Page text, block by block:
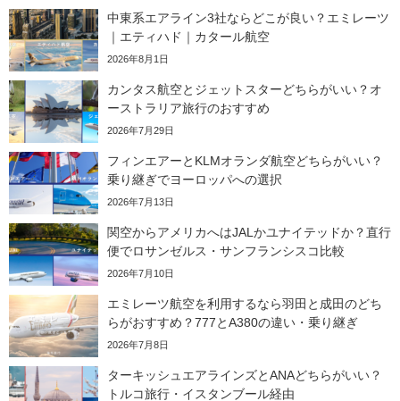
中東系エアライン3社ならどこが良い？エミレーツ
｜エティハド｜カタール航空
2026年8月1日
カンタス航空とジェットスターどちらがいい？オ
ーストラリア旅行のおすすめ
2026年7月29日
フィンエアーとKLMオランダ航空どちらがいい？
乗り継ぎでヨーロッパへの選択
2026年7月13日
関空からアメリカへはJALかユナイテッドか？直行
便でロサンゼルス・サンフランシスコ比較
2026年7月10日
エミレーツ航空を利用するなら羽田と成田のどち
らがおすすめ？777とA380の違い・乗り継ぎ
2026年7月8日
ターキッシュエアラインズとANAどちらがいい？
トルコ旅行・イスタンブール経由